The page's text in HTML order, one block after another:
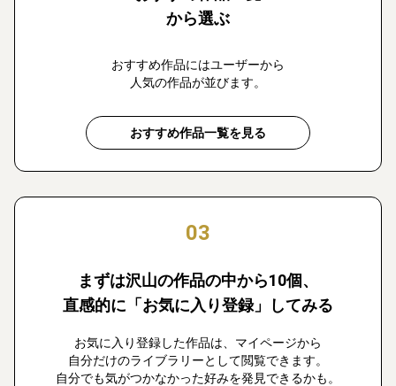
から選ぶ
おすすめ作品にはユーザーから
人気の作品が並びます。
おすすめ作品一覧を見る
03
まずは沢山の作品の中から10個、
直感的に「お気に入り登録」してみる
お気に入り登録した作品は、マイページから
自分だけのライブラリーとして閲覧できます。
自分でも気がつかなかった好みを発見できるかも。